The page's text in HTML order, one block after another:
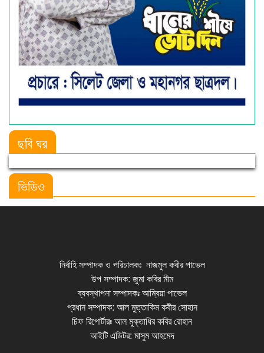
ছবি ঘর
Previous Next
ভিডিও
নির্বাহি সম্পাদক ও পরিচালকঃ নাজমুল কবীর পাভেল
উপ সম্পাদক: জুমা কবির মীম
ব্যবস্থাপনা সম্পাদকঃ আম্বিয়া পাভেল
প্রধান সম্পাদক: আল মুত্তাকিম কবীর সোহান
চিফ রিপোর্টারঃ আল মুক্তাধির কবির রোহান
আইটি এডিটর: মাসুম আহমেদ